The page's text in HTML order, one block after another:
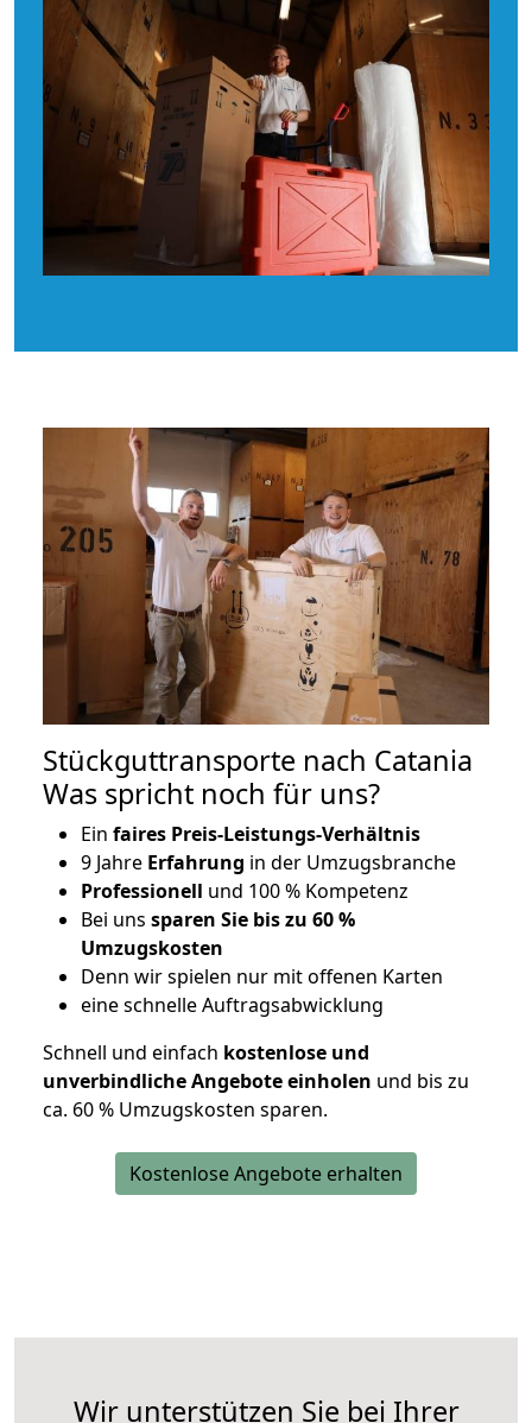
Stückguttransporte nach Catania
Was spricht noch für uns?
Ein faires Preis-Leistungs-Verhältnis
9 Jahre Erfahrung in der Umzugsbranche
Professionell und 100 % Kompetenz
Bei uns sparen Sie bis zu 60 %
Umzugskosten
Denn wir spielen nur mit offenen Karten
eine schnelle Auftragsabwicklung
Schnell und einfach kostenlose und
unverbindliche Angebote einholen und bis zu
ca. 60 % Umzugskosten sparen.
Kostenlose Angebote erhalten
Wir unterstützen Sie bei Ihrer